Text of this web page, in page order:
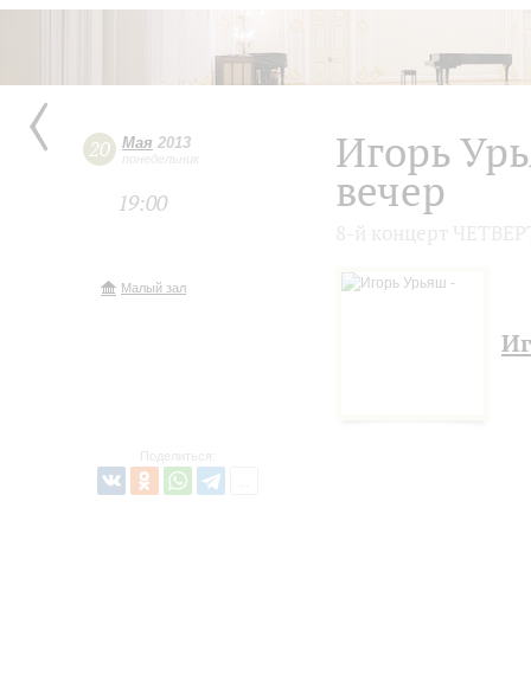
20 Мая 2013
понедельник
19:00
Малый зал
Поделиться:
Игорь
вечер